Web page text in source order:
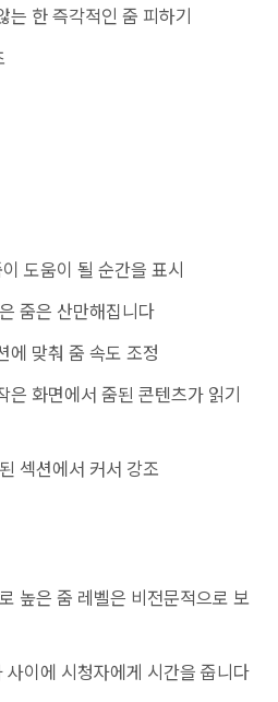
는 한 즉각적인 줌 피하기
도움이 될 순간을 표시
줌은 산만해집니다
에 맞춰 줌 속도 조정
은 화면에서 줌된 콘텐츠가 읽기
섹션에서 커서 강조
높은 줌 레벨은 비전문적으로 보
사이에 시청자에게 시간을 줍니다